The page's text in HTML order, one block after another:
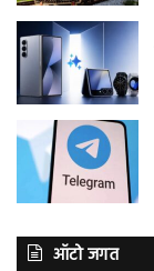
ऑटो जगत